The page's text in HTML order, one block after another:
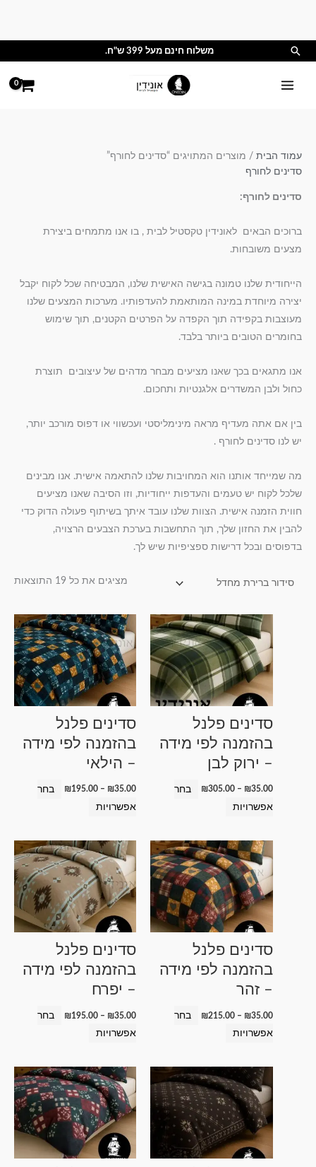
חיפוש משלוח חינם מעל 399 ש"ח.
עמוד הבית / מוצרים המתויגים “סדינים לחורף”
סדינים לחורף
סדינים לחורף:
ברוכים הבאים לאונידין טקסטיל לבית , בו אנו מתמחים ביצירת
מצעים משובחות.
הייחודית שלנו טמונה בגישה האישית שלנו, המבטיחה שכל לקוח יקבל
יצירה מיוחדת במינה המותאמת להעדפותיו. מערכות המצעים שלנו
מעוצבות בקפידה תוך הקפדה על הפרטים הקטנים, תוך שימוש
בחומרים הטובים ביותר בלבד.
אנו מתגאים בכך שאנו מציעים מבחר מדהים של עיצובים תוצרת
כחול ולבן המשדרים אלגנטיות ותחכום.
בין אם אתה מעדיף מראה מינימליסטי ועכשווי או דפוס מורכב יותר,
יש לנו סדינים לחורף .
מה שמייחד אותנו הוא המחויבות שלנו להתאמה אישית. אנו מבינים
שלכל לקוח יש טעמים והעדפות ייחודיות, וזו הסיבה שאנו מציעים
חווית הזמנה אישית. הצוות שלנו עובד איתך בשיתוף פעולה הדוק כדי
להבין את החזון שלך, תוך התחשבות בערכת הצבעים הרצויה,
בדפוסים ובכל דרישות ספציפיות שיש לך.
מציגים את כל ⁦19⁩ התוצאות
סדינים פלנל
בהזמנה לפי מידה
– ירוק לבן
₪35.00
–
₪305.00
טווח
מחירים:
⁦₪35.00⁩
עד
⁦₪305.00⁩
בחר
אפשרויות
למוצר
זה
יש
מספר
סוגים.
לבחור
את
האפשרויות
סדינים פלנל
בהזמנה לפי מידה
– הילאי
₪35.00
–
₪ 195.00
טווח
מחירים:
⁦₪35.00⁩
עד
⁦₪195.00⁩
בחר
אפשרויות
למוצר
זה
יש
מספר
סוגים.
לבחור
את
האפשרויות
סדינים פלנל
בהזמנה לפי מידה
– זהר
₪35.00
–
₪215.00
טווח
מחירים:
⁦₪35.00⁩
עד
⁦₪215.00⁩
בחר
אפשרויות
למוצר
זה
יש
מספר
סוגים.
לבחור
את
סדינים פלנל
בהזמנה לפי מידה
– יפרח
₪35.00
–
₪195.00
טווח
מחירים:
⁦₪35.00⁩
עד
⁦₪195.00⁩
בחר
אפשרויות
למוצר
זה
יש
מספר
סוגים.
לבחור
את
מחירים:
⁦₪35.00⁩
עד
למוצר
זה
יש
מספר
סוגים.
טווח
מחירים:
⁦₪35.00⁩
עד
למוצר
זה
יש
מספר
סוגים.